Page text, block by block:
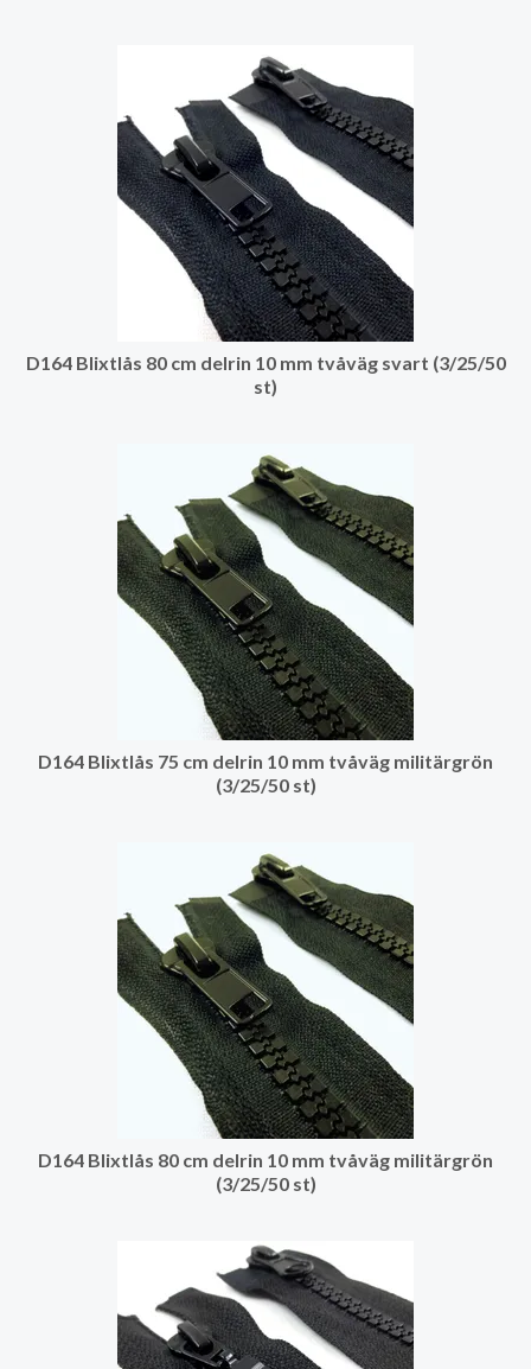
D164 Blixtlås 80 cm delrin 10 mm tvåväg svart (3/25/50
st)
D164 Blixtlås 75 cm delrin 10 mm tvåväg militärgrön
(3/25/50 st)
D164 Blixtlås 80 cm delrin 10 mm tvåväg militärgrön
(3/25/50 st)